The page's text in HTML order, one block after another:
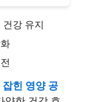
건강 유지
잡힌 영양 공